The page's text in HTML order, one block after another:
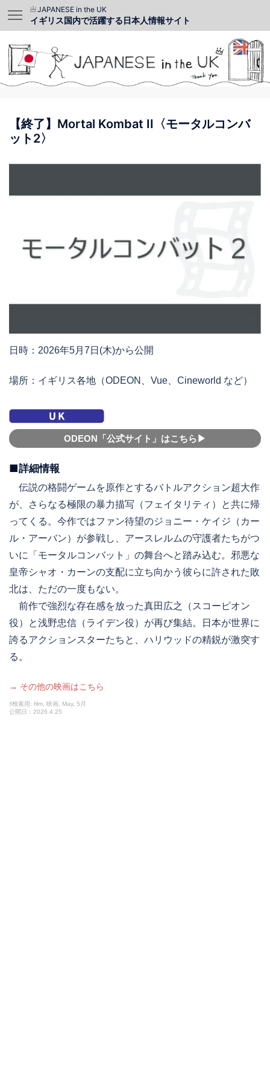
JAPANESE in the UK
イギリス国内で活躍する日本人情報サイト
【終了】Mortal Kombat II〈モータルコンバ
ット2〉
日時：2026年5月7日(木)から公開
場所：イギリス各地（ODEON、Vue、Cineworld など）
ODEON「公式サイト」はこちら▶︎
■詳細情報
伝説の格闘ゲームを原作とするバトルアクション超大作
が、さらなる極限の暴力描写（フェイタリティ）と共に帰
ってくる。今作ではファン待望のジョニー・ケイジ（カー
ル・アーバン）が参戦し、アースレルムの守護者たちがつ
いに「モータルコンバット」の舞台へと踏み込む。邪悪な
皇帝シャオ・カーンの支配に立ち向かう彼らに許された敗
北は、ただの一度もない。
前作で強烈な存在感を放った真田広之（スコーピオン
役）と浅野忠信（ライデン役）が再び集結。日本が世界に
誇るアクションスターたちと、ハリウッドの精鋭が激突す
る。
→ その他の映画はこちら
♯検索用: film, 映画, May, 5月
公開日：2026.4.25